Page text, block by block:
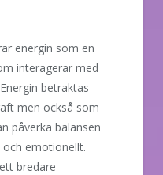
energin som en
interagerar med
betraktas
men också som
påverka balansen
emotionellt.
bredare